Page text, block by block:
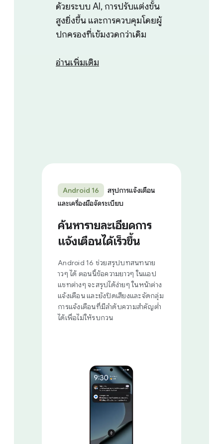
ด้วยระบบ AI, การปรับแต่งขั้น
สูงยิ่งขึ้น และการควบคุมโดยผู้
ปกครองที่เข้มงวดกว่าเดิม
อ่านเพิ่มเติม
Android 16
สรุปการแจ้งเตือน
และเครื่องมือจัดระเบียบ
ค้นหารายละเอียดการ
แจ้งเตือนได้เร็วขึ้น
Android 16 ช่วยสรุปบทสนทนาย
าวๆ ได้ ตอนนี้ข้อความยาวๆ ในแอป
แชทต่างๆ จะสรุปได้ง่ายๆ ในหน้าต่าง
แจ้งเตือน และยังปิดเสียงและจัดกลุ่ม
การแจ้งเตือนที่มีลำดับความสำคัญต่ำ
ได้เพื่อไม่ให้รบกวน